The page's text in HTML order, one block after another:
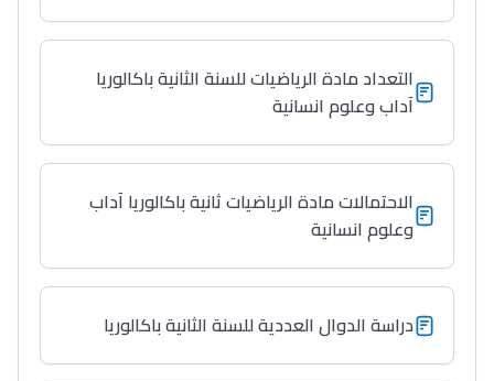
التعداد مادة الرياضيات للسنة الثانية باكالوريا
آداب وعلوم انسانية
الاحتمالات مادة الرياضيات ثانية باكالوريا آداب
وعلوم انسانية
دراسة الدوال العددية للسنة الثانية باكالوريا